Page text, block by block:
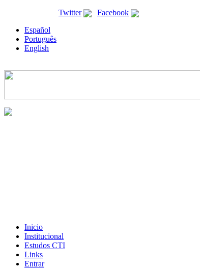
Twitter Facebook
Español
Português
English
Inicio
Institucional
Estudos CTI
Links
Entrar